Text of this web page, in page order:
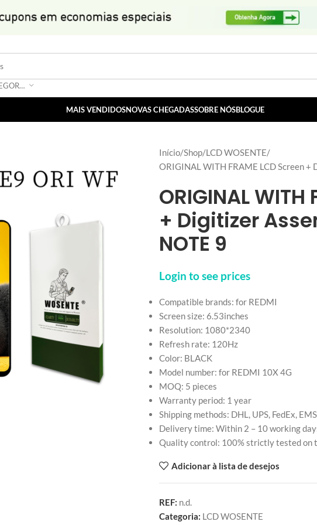
SELECIONE A CATEGORIA
MAIS VENDIDOSNOVAS CHEGADASSOBRE NÓSBLOGUE
Início Shop LCD WOSENTE
ORIGINAL WITH FRAME LCD Screen
ORIGINAL WITH
+ Digitizer
NOTE 9
Login to see prices
Compatible brands: for REDMI
Screen size: 6.53inches
Resolution: 1080*2340
Refresh rate: 120Hz
Color: BLACK
Model number: for REDMI 10X 4G
MOQ: 5 pieces
Warranty period: 1 year
Shipping methods: DHL, UPS, FedEx, EMS
Delivery time: Within 2 – 10 working
Quality control: 100% strictly tested on
Adicionar à lista de desejos
REF: n.d.
Categoria: LCD WOSENTE